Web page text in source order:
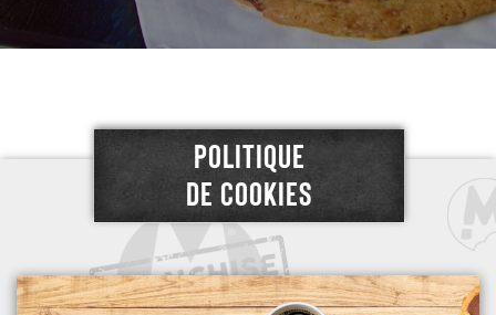
POLITIQUE
DE COOKIES